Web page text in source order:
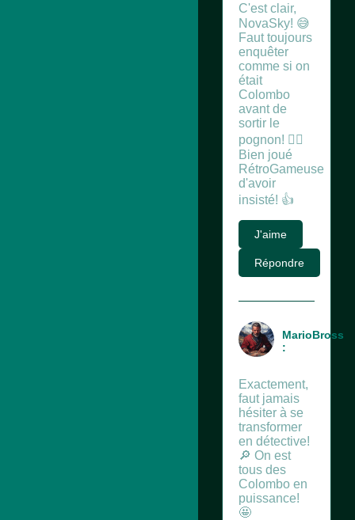
C'est clair,
NovaSky! 😅
Faut toujours
enquêter
comme si on
était
Colombo
avant de
sortir le
pognon! 🕵️‍♂️
Bien joué
RétroGameuse
d'avoir
insisté! 👍
J'aime
Répondre
MarioBross
:
Exactement,
faut jamais
hésiter à se
transformer
en détective!
🔎 On est
tous des
Colombo en
puissance!
🤩